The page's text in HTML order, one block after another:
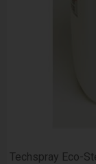
Techspray Eco-